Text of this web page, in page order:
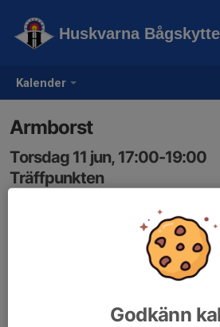
Kalender
Huskvarna
Armborst
Torsdag 11 jun, 17:00-19:00
Träffpunkten
Godkänn